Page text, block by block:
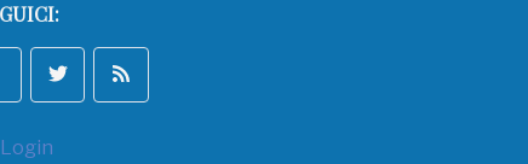
Login